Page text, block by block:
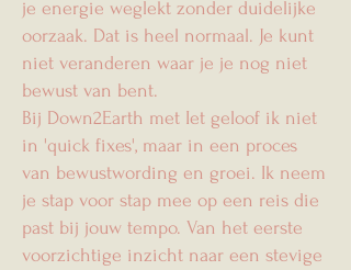
je energie weglekt zonder duidelijke
oorzaak. Dat is heel normaal. Je kunt
niet veranderen waar je je nog niet
bewust van bent.
Bij Down2Earth met Iet geloof ik niet
in 'quick fixes', maar in een proces
van bewustwording en groei. Ik neem
je stap voor stap mee op een reis die
past bij jouw tempo. Van het eerste
voorzichtige inzicht naar een stevige